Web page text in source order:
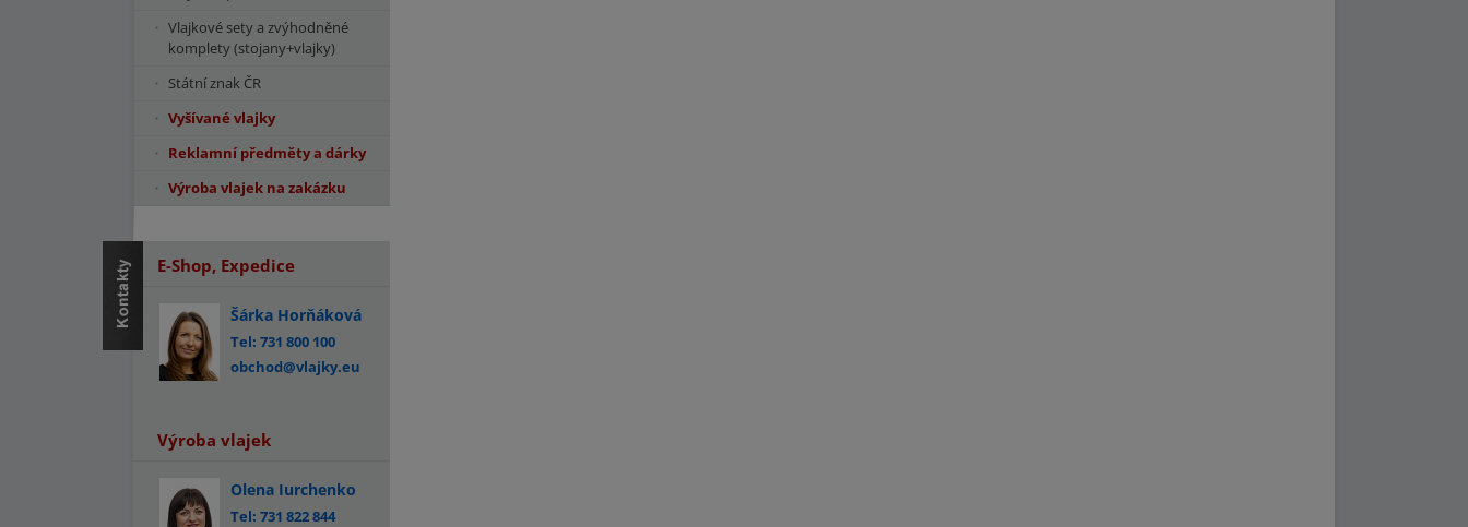
Vlajkové sety a zvýhodněné
komplety (stojany+vlajky)
Státní znak ČR
Vyšívané vlajky
Reklamní předměty a dárky
Výroba vlajek na zakázku
E-Shop, Expedice
Šárka Horňáková
Tel: 731 800 100
obchod@vlajky.eu
Výroba vlajek
Olena Iurchenko
Tel: 731 822 844